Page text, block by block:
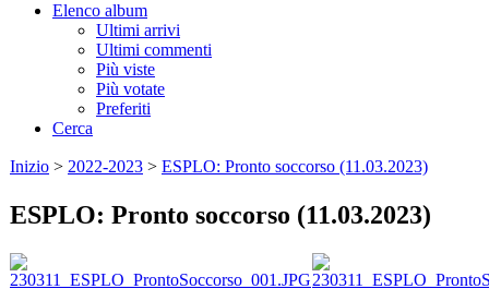
Elenco album
Ultimi arrivi
Ultimi commenti
Più viste
Più votate
Preferiti
Cerca
Inizio > 2022-2023 > ESPLO: Pronto soccorso (11.03.2023)
ESPLO: Pronto soccorso (11.03.2023)